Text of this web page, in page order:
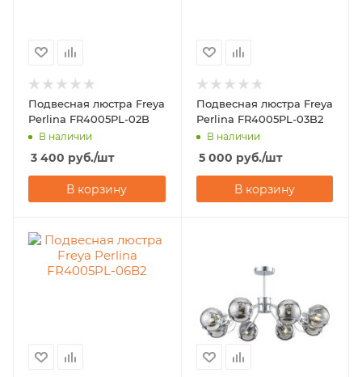
Подвесная люстра Freya
Perlina FR4005PL-02B
В наличии
3 400 руб./шт
В корзину
Подвесная люстра Freya
Perlina FR4005PL-03B2
В наличии
5 000 руб./шт
В корзину